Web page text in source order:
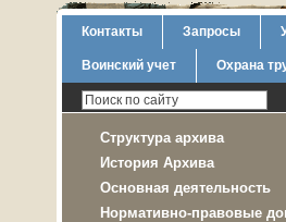
Контакты Запросы
Воинский учет Охрана
Структура архива
История Архива
Основная деятельность
Нормативно-правовые